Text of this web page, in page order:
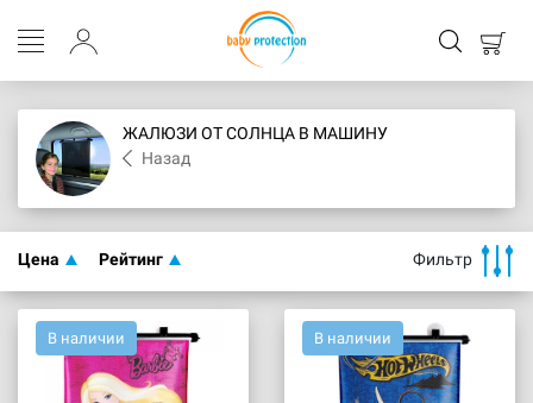
ЖАЛЮЗИ ОТ СОЛНЦА В МАШИНУ
Назад
Цена Рейтинг Фильтр
В наличии В наличии